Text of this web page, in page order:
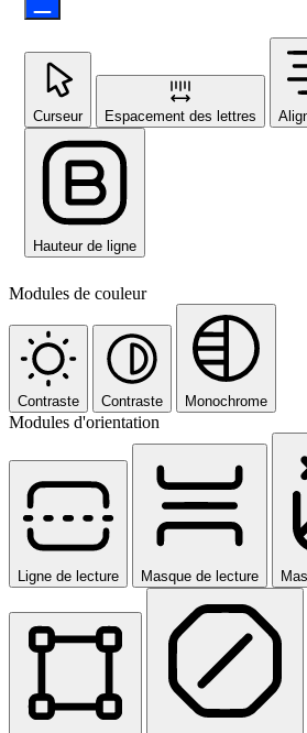
Curseur Espacement des lettres
Hauteur de ligne
Modules de couleur
Contraste Contraste Monochrome
Modules d'orientation
Ligne de lecture Masque de lecture